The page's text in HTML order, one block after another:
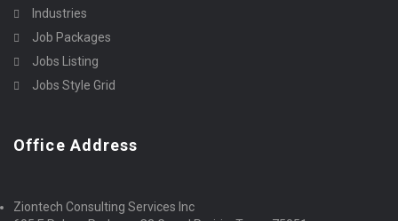
Industries
Job Packages
Jobs Listing
Jobs Style Grid
Office Address
Ziontech Consulting Services Inc